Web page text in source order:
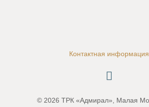
Контактная информация
© 2026 ТРК «Адмирал», Малая